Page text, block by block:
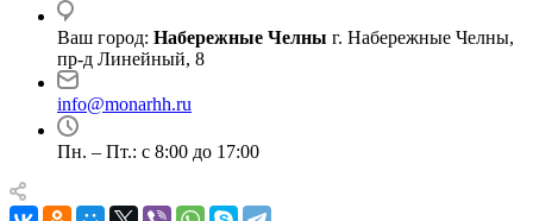
Ваш город: Набережные Челны г. Набережные Челны,
пр-д Линейный, 8
info@monarhh.ru
Пн. – Пт.: с 8:00 до 17:00